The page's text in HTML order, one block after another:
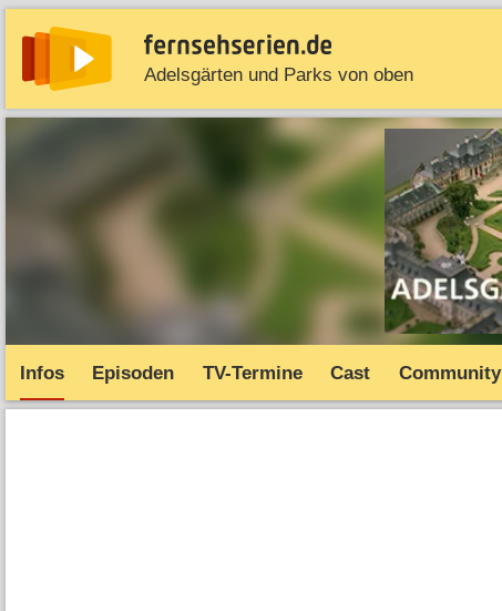
Adelsgärten und Parks von oben
News Entdecken Streaming TV-Starts
Infos Episoden TV-Termine Cast Community